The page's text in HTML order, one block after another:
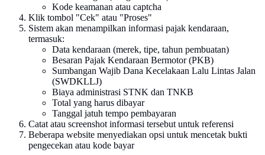
Kode keamanan atau captcha
Klik tombol "Cek" atau "Proses"
Sistem akan menampilkan informasi pajak kendaraan,
termasuk:
Data kendaraan (merek, tipe, tahun pembuatan)
Besaran Pajak Kendaraan Bermotor (PKB)
Sumbangan Wajib Dana Kecelakaan Lalu Lintas Jalan
(SWDKLLJ)
Biaya administrasi STNK dan TNKB
Total yang harus dibayar
Tanggal jatuh tempo pembayaran
Catat atau screenshot informasi tersebut untuk referensi
Beberapa website menyediakan opsi untuk mencetak bukti
pengecekan atau kode bayar